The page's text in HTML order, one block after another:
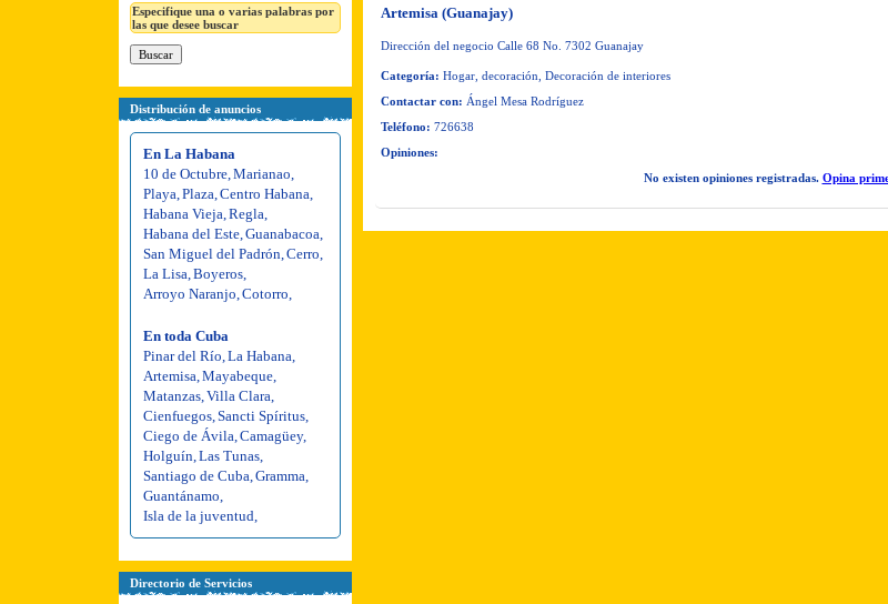
Especifique una o varias palabras por
las que desee buscar
Distribución de anuncios
En La Habana
10 de Octubre Marianao
Playa Plaza Centro Habana
Habana Vieja Regla
Habana del Este Guanabacoa
San Miguel del Padrón Cerro
La Lisa Boyeros
Arroyo Naranjo Cotorro
En toda Cuba
Pinar del Río La Habana
Artemisa Mayabeque
Matanzas Villa Clara
Cienfuegos Sancti Spíritus
Ciego de Ávila Camagüey,
Holguín Las Tunas
Santiago de Cuba Gramma
Guantánamo
Isla de la juventud
Directorio de Servicios
Artemisa (Guanajay)
Dirección del negocio Calle 68 No. 7302 Guanajay
Categoría: Hogar, decoración, Decoración de interiores
Contactar con: Ángel Mesa Rodríguez
Teléfono: 726638
Opiniones:
No existen opiniones registradas. Opina